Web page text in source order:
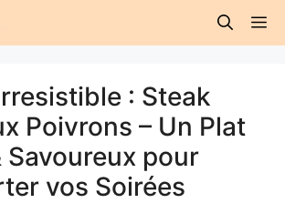
: Steak
Poivrons – Un Plat
Savoureux pour
vos Soirées